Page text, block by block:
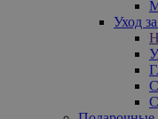
Уход